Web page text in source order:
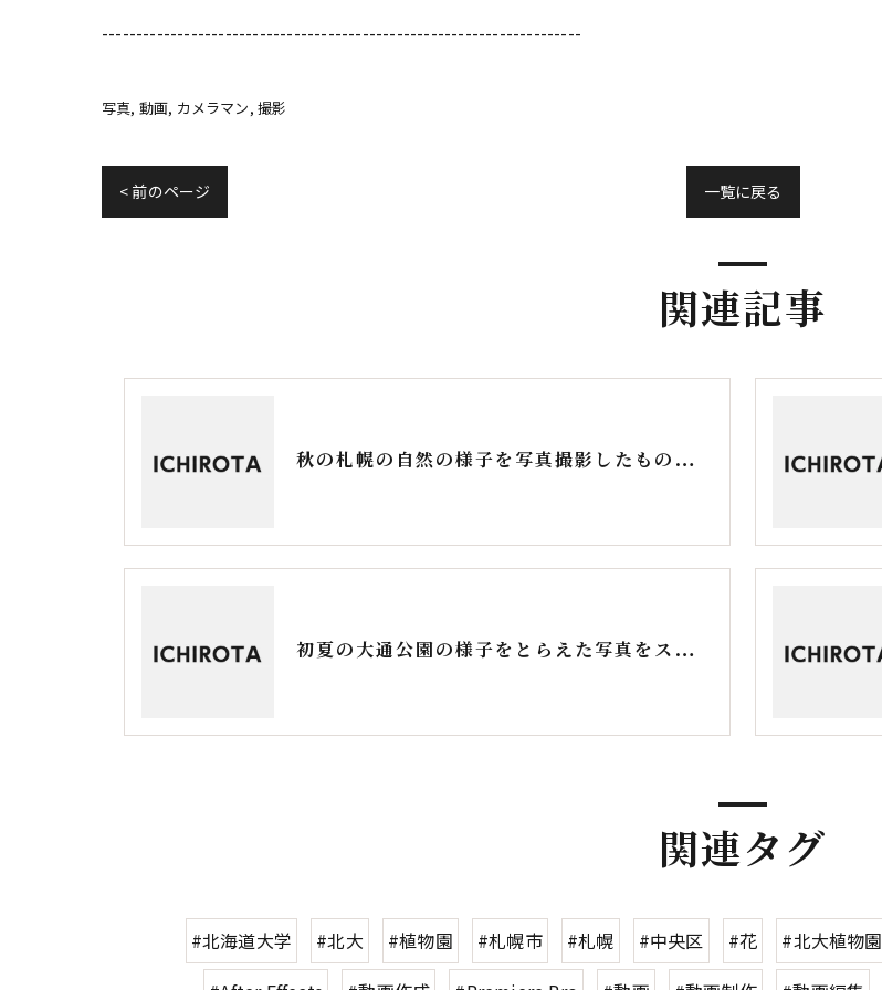
----------------------------------------------------------------------
写真 動画 カメラマン 撮影
< 前のページ 一覧に戻る
関連記事
秋の札幌の自然の様子を写真撮影したものをスライドショーの動画にしました
初夏の大通公園の様子をとらえた写真をスライドショーの動画にしました
関連タグ
#北海道大学 #北大 #植物園 #札幌市 #札幌 #中央区 #花 #北大植物園